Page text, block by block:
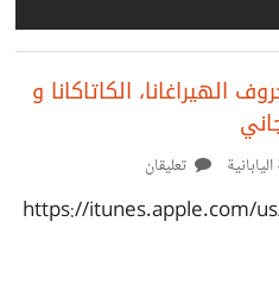
الكاتاكانا و
تعليقان
https://itunes.apple.com/